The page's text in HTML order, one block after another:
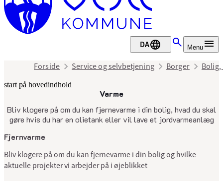
DA Menu
Forside Service og selvbetjening Borger
start på hovedindhold
Varme
Bliv klogere på om du kan fjernevarme i din bolig, hvad du skal
gøre hvis du har en olietank eller vil lave et jordvarmeanlæg
senest opdateret 7. maj 2025
Fjernvarme
Bliv klogere på om du kan fjernevarme i din bolig og hvilke
aktuelle projekter vi arbejder på i øjeblikket